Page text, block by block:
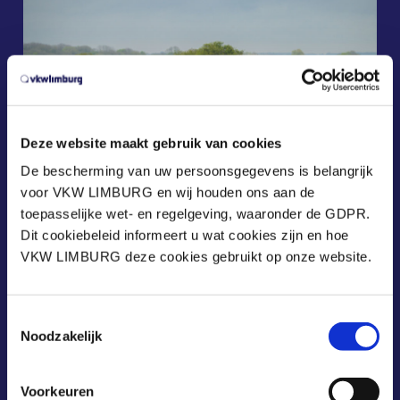
Deze website maakt gebruik van cookies
De bescherming van uw persoonsgegevens is belangrijk
voor VKW LIMBURG en wij houden ons aan de
toepasselijke wet- en regelgeving, waaronder de GDPR.
Dit cookiebeleid informeert u wat cookies zijn en hoe
VKW LIMBURG deze cookies gebruikt op onze website.
Noodzakelijk
Voorkeuren